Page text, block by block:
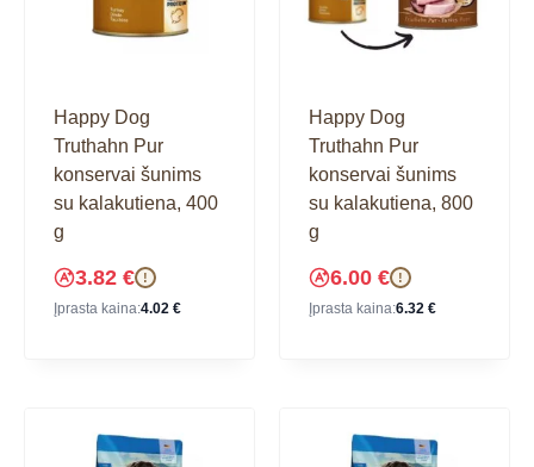
Happy Dog
Truthahn Pur
konservai šunims
su kalakutiena, 400
g
3.82 € !
Įprasta kaina:4.02 €
Happy Dog
Truthahn Pur
konservai šunims
su kalakutiena, 800
g
6.00 € !
Įprasta kaina:6.32 €